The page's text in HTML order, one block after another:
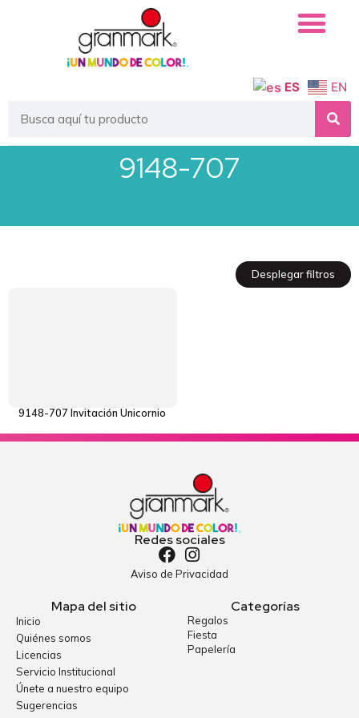
ES EN
9148-707
Desplegar filtros
9148-707 Invitación Unicornio
Redes sociales
Aviso de Privacidad
Mapa del sitio
Inicio
Quiénes somos
Licencias
Servicio Institucional
Únete a nuestro equipo
Sugerencias
Categorías
Regalos
Fiesta
Papelería